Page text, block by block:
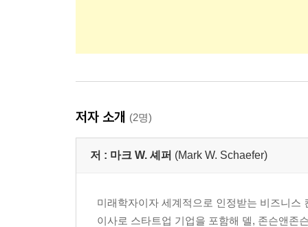
저자 소개 (2명)
저 : 마크 W. 셰퍼 (Mark W. Schaefer)
미래학자이자 세계적으로 인정받는 비즈니스
이사로 스타트업 기업을 포함해 델, 존슨앤존